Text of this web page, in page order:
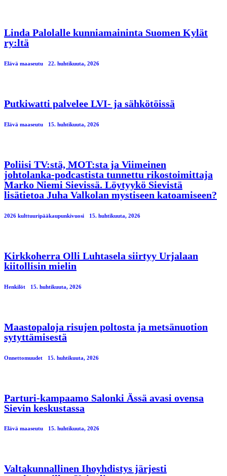
Linda Palolalle kunniamaininta Suomen Kylät
ry:ltä
Elävä maaseutu 22. huhtikuuta, 2026
Putkiwatti palvelee LVI- ja sähkötöissä
Elävä maaseutu 15. huhtikuuta, 2026
Poliisi TV:stä, MOT:sta ja Viimeinen
johtolanka-podcastista tunnettu rikostoimittaja
Marko Niemi Sievissä. Löytyykö Sievistä
lisätietoa Juha Valkolan mystiseen katoamiseen?
2026 kulttuuripääkaupunkivuosi 15. huhtikuuta, 2026
Kirkkoherra Olli Luhtasela siirtyy Urjalaan
kiitollisin mielin
Henkilöt 15. huhtikuuta, 2026
Maastopaloja risujen poltosta ja metsänuotion
sytyttämisestä
Onnettomuudet 15. huhtikuuta, 2026
Parturi-kampaamo Salonki Ässä avasi ovensa
Sievin keskustassa
Elävä maaseutu 15. huhtikuuta, 2026
Valtakunnallinen Ihoyhdistys järjesti